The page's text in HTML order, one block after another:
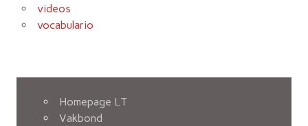
videos
vocabulario
Homepage LT
Vakbond